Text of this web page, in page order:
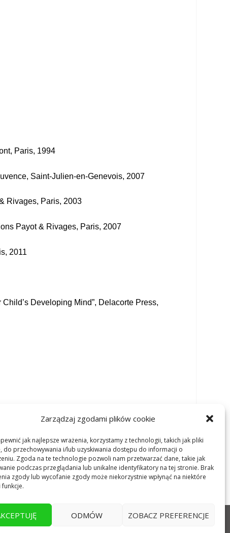
Zarządzaj zgodami plików cookie
jak najlepsze wrażenia, korzystamy z technologii, takich jak pliki
do przechowywania i/lub uzyskiwania dostępu do informacji o
Zgoda na te technologie pozwoli nam przetwarzać dane, takie jak
podczas przeglądania lub unikalne identyfikatory na tej stronie. Brak
zgody lub wycofanie zgody może niekorzystnie wpłynąć na niektóre
funkcje.
ODMÓW ZOBACZ PREFERENCJE
Paris, 1994
Saint-Julien-en-Genevois, 2007
Rivages, Paris, 2003
Payot & Rivages, Paris, 2007
2011
Developing Mind”, Delacorte Press,